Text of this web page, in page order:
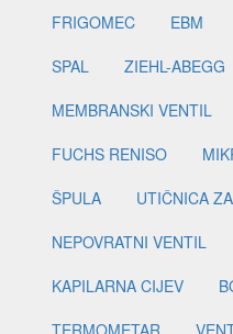
FRIGOMEC EBM
SPAL
ZIEHL-ABEGG
MEMBRANSKI VENTIL
FUCHS RENISO
ŠPULA
UTIČNICA
NEPOVRATNI VENTIL
KAPILARNA CIJEV